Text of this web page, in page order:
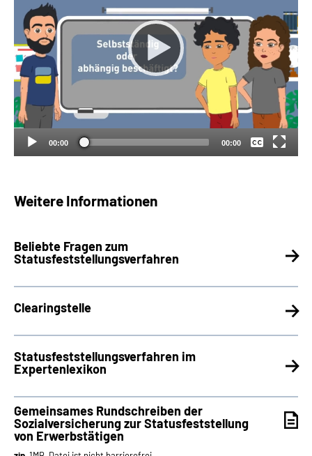
00:00 00:00
Keine
Deutsch
Weitere Informationen
Beliebte Fragen zum
Statusfeststellungsverfahren
Clearingstelle
Statusfeststellungsverfahren im
Expertenlexikon
Gemeinsames Rundschreiben der
Sozialversicherung zur Statusfeststellung
von Erwerbstätigen